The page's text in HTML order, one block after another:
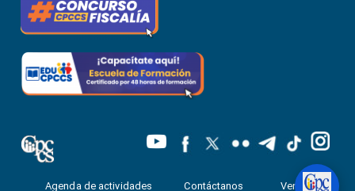
Agenda de actividades Contáctanos Ventanilla